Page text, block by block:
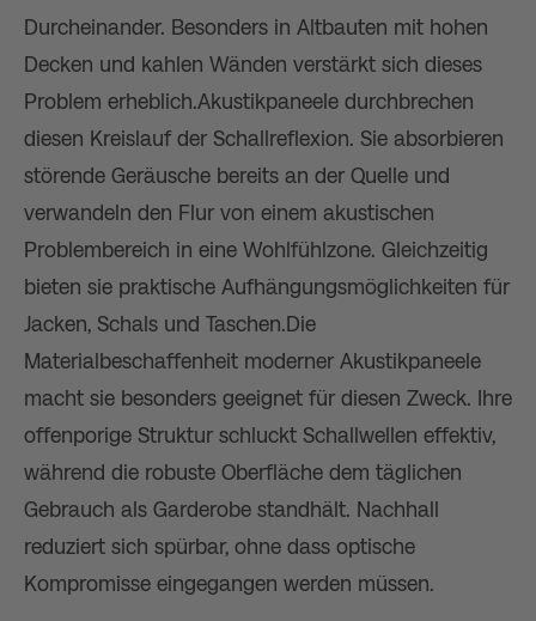
Durcheinander. Besonders in Altbauten mit hohen
Decken und kahlen Wänden verstärkt sich dieses
Problem erheblich.Akustikpaneele durchbrechen
diesen Kreislauf der Schallreflexion. Sie absorbieren
störende Geräusche bereits an der Quelle und
verwandeln den Flur von einem akustischen
Problembereich in eine Wohlfühlzone. Gleichzeitig
bieten sie praktische Aufhängungsmöglichkeiten für
Jacken, Schals und Taschen.Die
Materialbeschaffenheit moderner Akustikpaneele
macht sie besonders geeignet für diesen Zweck. Ihre
offenporige Struktur schluckt Schallwellen effektiv,
während die robuste Oberfläche dem täglichen
Gebrauch als Garderobe standhält. Nachhall
reduziert sich spürbar, ohne dass optische
Kompromisse eingegangen werden müssen.